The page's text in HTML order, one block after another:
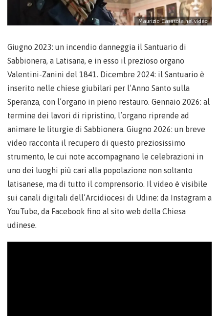
Maurizio Casasola nel video
Giugno 2023: un incendio danneggia il Santuario di
Sabbionera, a Latisana, e in esso il prezioso organo
Valentini-Zanini del 1841. Dicembre 2024: il Santuario è
inserito nelle chiese giubilari per l’Anno Santo sulla
Speranza, con l’organo in pieno restauro. Gennaio 2026: al
termine dei lavori di ripristino, l’organo riprende ad
animare le liturgie di Sabbionera. Giugno 2026: un breve
video racconta il recupero di questo preziosissimo
strumento, le cui note accompagnano le celebrazioni in
uno dei luoghi più cari alla popolazione non soltanto
latisanese, ma di tutto il comprensorio. Il video è visibile
sui canali digitali dell’Arcidiocesi di Udine: da Instagram a
YouTube, da Facebook fino al sito web della Chiesa
udinese.